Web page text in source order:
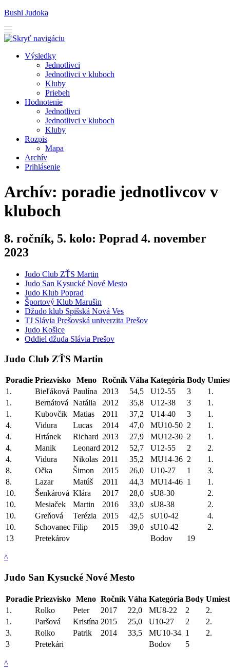
Bushi Judoka
Výsledky
Jednotlivci
Jednotlivci v kluboch
Kluby
Priebeh
Hodnotenie
Jednotlivci
Jednotlivci v kluboch
Kluby
Rozpis
Mapa
Archív
Prihlásenie
Archív: poradie jednotlivcov v
kluboch
8. ročník, 5. kolo: Poprad 4. november
2023
Judo Club ZŤS Martin
Judo San Kysucké Nové Mesto
Judo Klub Poprad
Športový Klub Marušin
Džudo klub Spišská Nová Ves
TJ Slávia Prešovská univerzita Prešov
Judo Košice
Oddiel džuda Slávia Prešov
Judo Club ZŤS Martin
Poradie Priezvisko Meno Ročník Váha Kategória Body
1.
Bieľáková Paulína 2013 54,5 U12-55 3
1.
1.
Bernátová Natália 2012 35,8 U12-38 3
1.
1.
Kubovčik Matias 2011 37,2 U14-40 3
1.
4.
Vidura Lucas 2014 47,0 MU10-50 2
1.
4.
Hrtánek Richard 2013 27,9 MU12-30 2
1.
4.
Manik Leonard 2012 52,7 U12-55 2
2.
4.
Vidura Nikolas 2011 35,2 MU14-36 2
1.
8.
Očka Šimon 2015 26,0 U10-27 1
3.
8.
Lazar Matúš 2011 44,3 MU14-46 1
1.
10.
Šenkárová Klára 2017 28,0 sU8-30
2.
10.
Mesiaček Martin 2016 33,0 sU8-38
2.
10.
Greňová Terézia 2015 42,5 sU10-42
4.
10.
Schovanec Filip 2015 39,0 sU10-42
2.
13
Pretekárov Bodov 19
^
Judo San Kysucké Nové Mesto
Poradie Priezvisko Meno Ročník Váha Kategória Body
1.
Rolko Peter 2017 22,0 MU8-22 2
2.
1.
Paršová Kristína 2015 25,0 U10-27 2
2.
3.
Rolko Patrik 2014 33,5 MU10-34 1
2.
3
Pretekári Bodov 5
^